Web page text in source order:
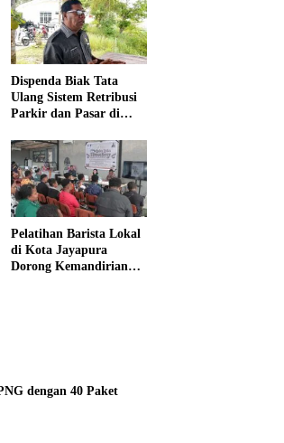
Dispenda Biak Tata
Ulang Sistem Retribusi
Parkir dan Pasar di
Pelatihan Barista Lokal
di Kota Jayapura
Dorong Kemandirian
dengan 40 Paket